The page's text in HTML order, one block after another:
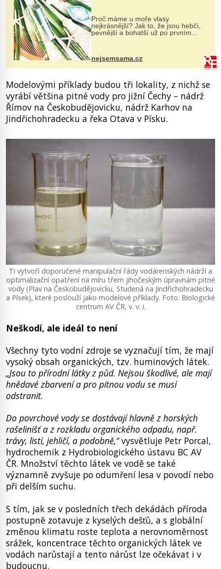
Proč máme u moře vlasy
nejkrásnější? Jak to, že jsou hebčí,
pevnější a bohatší už po prvním
vykoupání? Protože sůl obsažená v
vlasy. ...
nejsemsama.cz
Modelovými příklady budou tři lokality, z nichž se
vyrábí většina pitné vody pro jižní Čechy – nádrž
Římov na Českobudějovicku, nádrž Karhov na
Jindřichohradecku a řeka Otava v Písku.
Ti vytvoří doporučené manipulační řády vodárenských nádrží a
optimalizační opatření na míru třem jihočeským úpravnám pitné
vody (Plav na Českobudějovicku, Studená na Jindřichohradecku
a Písek), které poslouží jako modelové příklady. Foto: Biologické
centrum AV ČR, v. v. i.
Neškodí, ale ideál to není
Všechny tyto vodní zdroje se vyznačují tím, že mají
vysoký obsah organických, tzv. huminových látek.
„Jsou to přírodní látky z půd. Nejsou škodlivé, ale mají
hnědavé zbarvení a pro pitnou vodu se musí
odstranit.
Do povrchové vody se dostávají hlavně z horských
rašelinišť a z rozkladu organického odpadu, např.
trávy, listí, jehličí, a podobně,“vysvětluje Petr Porcal,
hydrochemik z Hydrobiologického ústavu BC AV
ČR. Množství těchto látek ve vodě se také
významně zvyšuje po odumření lesa v povodí nebo
při delším suchu.
S tím, jak se v posledních třech dekádách příroda
postupně zotavuje z kyselých dešťů, a s globální
změnou klimatu roste teplota a nerovnoměrnost
srážek, koncentrace těchto organických látek ve
vodách narůstají a tento nárůst lze očekávat i v
budoucnu.